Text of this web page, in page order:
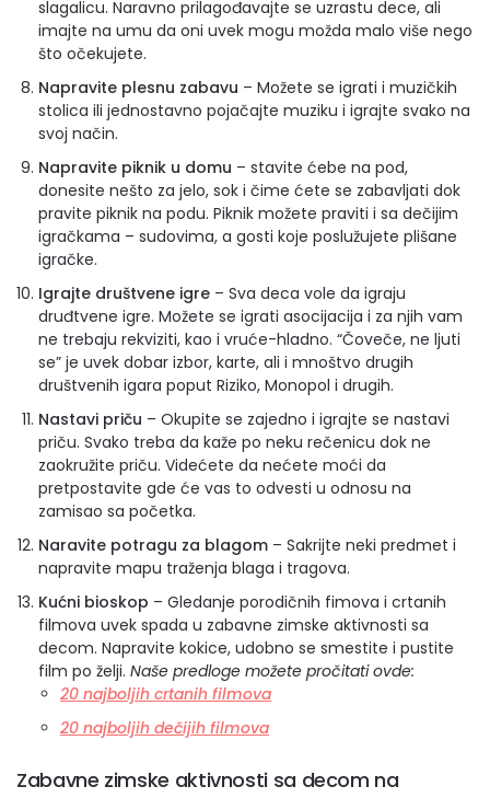
slagalicu. Naravno prilagođavajte se uzrastu dece, ali
imajte na umu da oni uvek mogu možda malo više nego
što očekujete.
Napravite plesnu zabavu – Možete se igrati i muzičkih
stolica ili jednostavno pojačajte muziku i igrajte svako na
svoj način.
Napravite piknik u domu – stavite ćebe na pod,
donesite nešto za jelo, sok i čime ćete se zabavljati dok
pravite piknik na podu. Piknik možete praviti i sa dečijim
igračkama – sudovima, a gosti koje poslužujete plišane
igračke.
Igrajte društvene igre – Sva deca vole da igraju
druđtvene igre. Možete se igrati asocijacija i za njih vam
ne trebaju rekviziti, kao i vruće-hladno. “Čoveče, ne ljuti
se” je uvek dobar izbor, karte, ali i mnoštvo drugih
društvenih igara poput Riziko, Monopol i drugih.
Nastavi priču – Okupite se zajedno i igrajte se nastavi
priču. Svako treba da kaže po neku rečenicu dok ne
zaokružite priču. Videćete da nećete moći da
pretpostavite gde će vas to odvesti u odnosu na
zamisao sa početka.
Naravite potragu za blagom – Sakrijte neki predmet i
napravite mapu traženja blaga i tragova.
Kućni bioskop – Gledanje porodičnih fimova i crtanih
filmova uvek spada u zabavne zimske aktivnosti sa
decom. Napravite kokice, udobno se smestite i pustite
film po želji. Naše predloge možete pročitati ovde:
20 najboljih crtanih filmova
20 najboljih dečijih filmova
Zabavne zimske aktivnosti sa decom na